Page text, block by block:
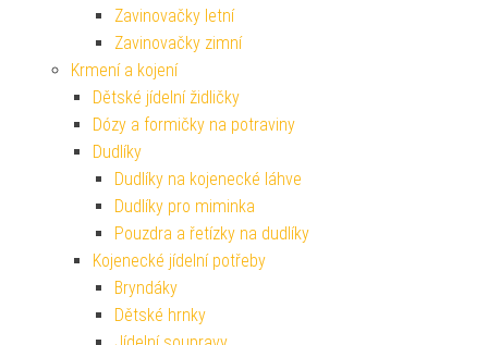
Zavinovačky letní
Zavinovačky zimní
Krmení a kojení
Dětské jídelní židličky
Dózy a formičky na potraviny
Dudlíky
Dudlíky na kojenecké láhve
Dudlíky pro miminka
Pouzdra a řetízky na dudlíky
Kojenecké jídelní potřeby
Bryndáky
Dětské hrnky